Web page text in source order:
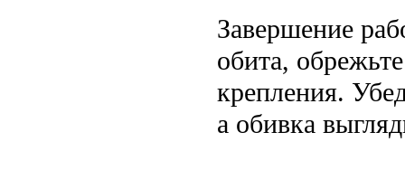
Завершение
обита,
крепления.
а обивка